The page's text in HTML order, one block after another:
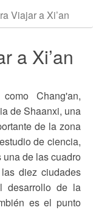
Viajar a Xi’an
a Xi’an
Chang'an,
de Shaanxi, una
de la zona
de ciencia,
de las cuadro
diez ciudades
desarrollo de la
es el punto